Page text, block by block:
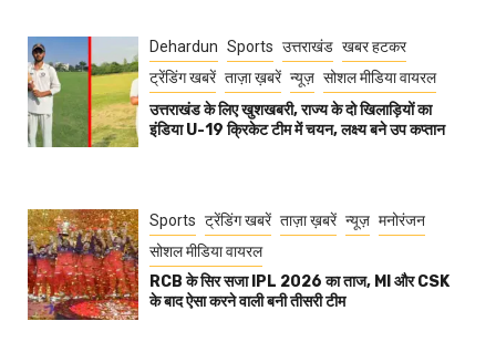
Dehardun Sports उत्तराखंड खबर हटकर
ट्रेंडिंग खबरें ताज़ा ख़बरें न्यूज़ सोशल मीडिया वायरल
उत्तराखंड के लिए खुशखबरी, राज्य के दो खिलाड़ियों का
इंडिया U-19 क्रिकेट टीम में चयन, लक्ष्य बने उप कप्तान
Sports ट्रेंडिंग खबरें ताज़ा ख़बरें न्यूज़ मनोरंजन
सोशल मीडिया वायरल
RCB के सिर सजा IPL 2026 का ताज, MI और CSK
के बाद ऐसा करने वाली बनी तीसरी टीम